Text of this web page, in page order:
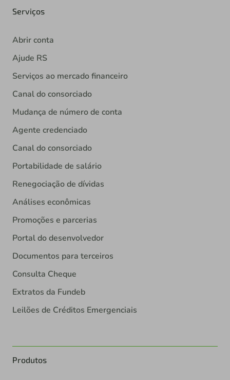
Serviços
Abrir conta
Ajude RS
Serviços ao mercado financeiro
Canal do consorciado
Mudança de número de conta
Agente credenciado
Canal do consorciado
Portabilidade de salário
Renegociação de dívidas
Análises econômicas
Promoções e parcerias
Portal do desenvolvedor
Documentos para terceiros
Consulta Cheque
Extratos da Fundeb
Leilões de Créditos Emergenciais
Produtos